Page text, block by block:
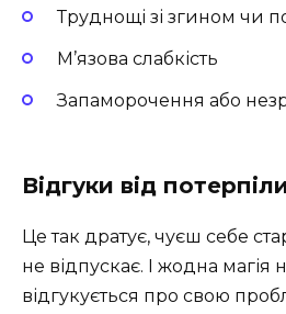
Труднощі зі згином чи
М’язова слабкість
Запаморочення або
Відгуки від
Це так дратує, чуєш себе
не відпускає. І жодна магія
відгукується про свою